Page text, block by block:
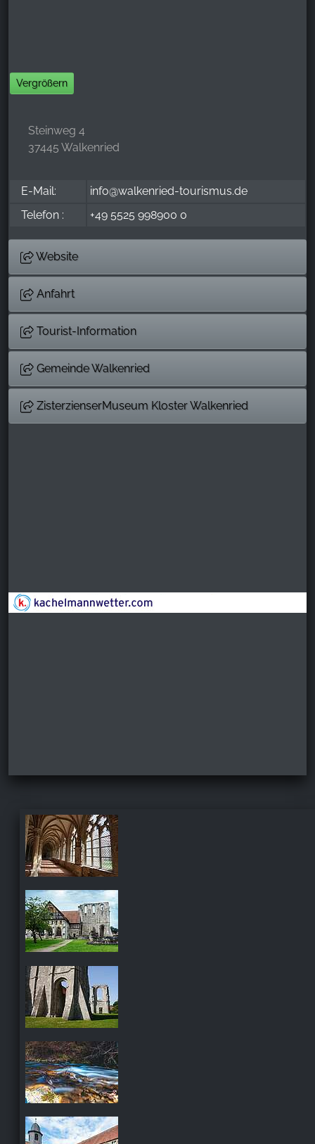
Vergrößern
Steinweg 4
37445 Walkenried
E-Mail:
info@walkenried-tourismus.de
Telefon :
+49 5525 998900 0
Website
Anfahrt
Tourist-Information
Gemeinde Walkenried
ZisterzienserMuseum Kloster Walkenried